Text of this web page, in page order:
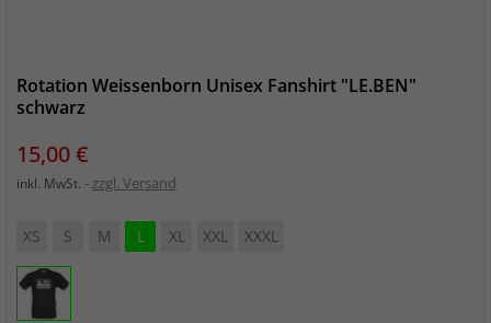
Rotation Weissenborn Unisex Fanshirt "LE.BEN"
schwarz
Preis
15,00 €
inkl. MwSt. zzgl. Versand
XS S M L XL XXL XXXL